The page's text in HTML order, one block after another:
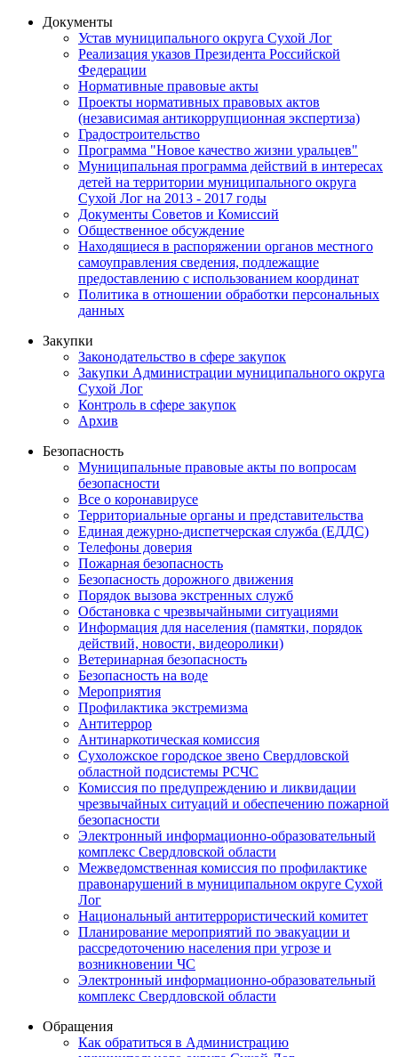
Документы
Устав муниципального округа Сухой Лог
Реализация указов Президента Российской
Федерации
Нормативные правовые акты
Проекты нормативных правовых актов
(независимая антикоррупционная экспертиза)
Градостроительство
Программа "Новое качество жизни уральцев"
Муниципальная программа действий в интересах
детей на территории муниципального округа
Сухой Лог на 2013 - 2017 годы
Документы Советов и Комиссий
Общественное обсуждение
Находящиеся в распоряжении органов местного
самоуправления сведения, подлежащие
предоставлению с использованием координат
Политика в отношении обработки персональных
данных
Закупки
Законодательство в сфере закупок
Закупки Администрации муниципального округа
Сухой Лог
Контроль в сфере закупок
Архив
Безопасность
Муниципальные правовые акты по вопросам
безопасности
Все о коронавирусе
Территориальные органы и представительства
Единая дежурно-диспетчерская служба (ЕДДС)
Телефоны доверия
Пожарная безопасность
Безопасность дорожного движения
Порядок вызова экстренных служб
Обстановка с чрезвычайными ситуациями
Информация для населения (памятки, порядок
действий, новости, видеоролики)
Ветеринарная безопасность
Безопасность на воде
Мероприятия
Профилактика экстремизма
Антитеррор
Антинаркотическая комиссия
Сухоложское городское звено Свердловской
областной подсистемы РСЧС
Комиссия по предупреждению и ликвидации
чрезвычайных ситуаций и обеспечению пожарной
безопасности
Электронный информационно-образовательный
комплекс Cвердловской области
Межведомственная комиссия по профилактике
правонарушений в муниципальном округе Сухой
Лог
Национальный антитеррористический комитет
Планирование мероприятий по эвакуации и
рассредоточению населения при угрозе и
возникновении ЧС
Электронный информационно-образовательный
комплекс Свердловской области
Обращения
Как обратиться в Администрацию